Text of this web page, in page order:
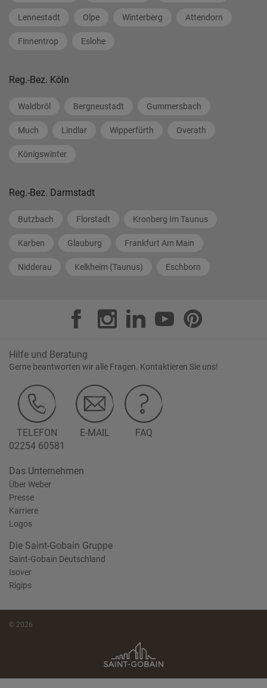
Lennestadt Olpe Winterberg Attendorn
Finnentrop Eslohe
Reg.-Bez. Köln
Waldbröl Bergneustadt Gummersbach
Much Lindlar Wipperfürth Overath
Königswinter
Reg.-Bez. Darmstadt
Butzbach Florstadt Kronberg Im Taunus
Karben Glauburg Frankfurt Am Main
Nidderau Kelkheim (Taunus) Eschborn
Hilfe und Beratung
Gerne beantworten wir alle Fragen. Kontaktieren Sie uns!
TELEFON
02254 60581
E-MAIL FAQ
Das Unternehmen
Über Weber
Presse
Karriere
Logos
Die Saint-Gobain Gruppe
Saint-Gobain Deutschland
Isover
Rigips
© 2026